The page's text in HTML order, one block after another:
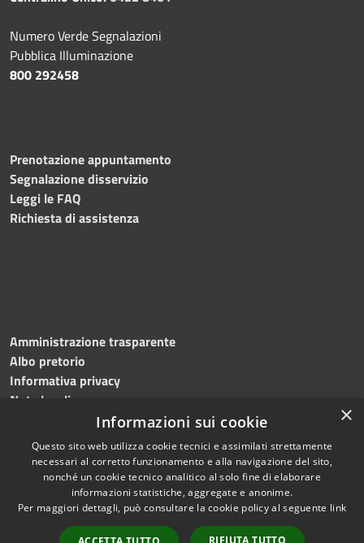
Numero Verde Segnalazioni
Pubblica Illuminazione
800 292458
Prenotazione appuntamento
Segnalazione disservizio
Leggi le FAQ
Richiesta di assistenza
Amministrazione trasparente
Albo pretorio
Informativa privacy
Note legali
Dichiarazione di accessibilità
Accessibilità
Copyright © 2026 • Comune di
Roncade • Powered by
Municipium• Accesso
×
Informazioni sui cookie
Questo sito web utilizza cookie tecnici e assimilati strettamente
necessari al corretto funzionamento e alla navigazione del sito,
nonché un cookie tecnico analitico al solo fine di elaborare
informazioni statistiche, aggregate e anonime.
Per maggiori dettagli, può consultare la cookie policy al seguente link
RIFIUTA TUTTO